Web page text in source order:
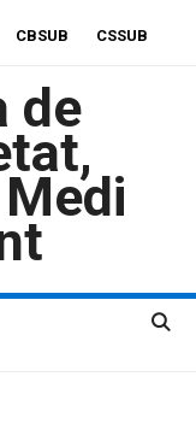
CBSUB CSSUB
de